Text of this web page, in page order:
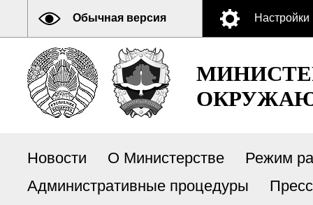
Обычная версия Настройки
Новости О Министерстве
Режим
Административные процедуры